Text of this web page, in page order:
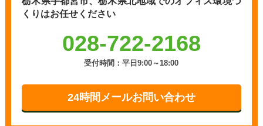
くりはお任せください
028-722-2168
受付時間：平日9:00～18:00
24時間メールお問い合わせ